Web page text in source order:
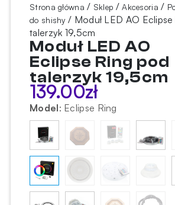
Strona główna / Sklep /Akcesoria /
do shishy/ Moduł LED AO
talerzyk 19,5cm
Moduł LED AO
Eclipse Ring pod
talerzyk 19,5cm
139.00zł
Model: Eclipse Ring